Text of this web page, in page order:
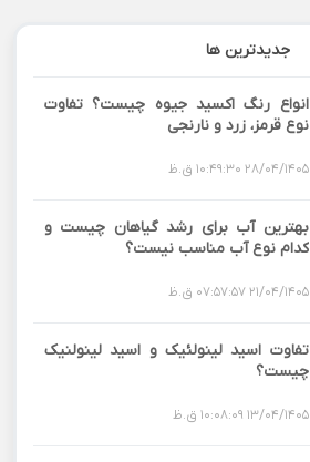
جدیدترین ها
انواع رنگ اکسید جیوه چیست؟ تفاوت
نوع قرمز، زرد و نارنجی
28/04/1405 10:49:30 ق.ظ
بهترین آب برای رشد گیاهان چیست و
کدام نوع آب مناسب نیست؟
21/04/1405 07:57:57 ق.ظ
تفاوت اسید لینولئیک و اسید لینولنیک
چیست؟
13/04/1405 10:08:09 ق.ظ